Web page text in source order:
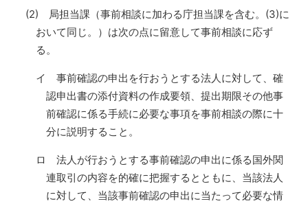
(2) 局担当課（事前相談に加わる庁担当課を含む。(3)に
おいて同じ。）は次の点に留意して事前相談に応ず
る。
イ 事前確認の申出を行おうとする法人に対して、確
認申出書の添付資料の作成要領、提出期限その他事
前確認に係る手続に必要な事項を事前相談の際に十
分に説明すること。
ロ 法人が行おうとする事前確認の申出に係る国外関
連取引の内容を的確に把握するとともに、当該法人
に対して、当該事前確認の申出に当たって必要な情